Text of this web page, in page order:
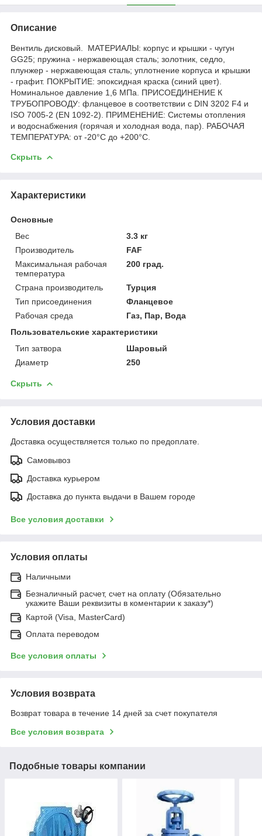
Описание
Вентиль дисковый. МАТЕРИАЛЫ: корпус и крышки - чугун
GG25; пружина - нержавеющая сталь; золотник, седло,
плунжер - нержавеющая сталь; уплотнение корпуса и крышки
- графит. ПОКРЫТИЕ: эпоксидная краска (синий цвет).
Номинальное давление 1,6 МПа. ПРИСОЕДИНЕНИЕ К
ТРУБОПРОВОДУ: фланцевое в соответствии с DIN 3202 F4 и
ISO 7005-2 (ЕN 1092-2). ПРИМЕНЕНИЕ: Системы отопления
и водоснабжения (горячая и холодная вода, пар). РАБОЧАЯ
ТЕМПЕРАТУРА: от -20°С до +200°С.
Скрыть
Характеристики
Основные
Вес
3.3 кг
Производитель
FAF
Максимальная рабочая
температура
200 град.
Страна производитель
Турция
Тип присоединения
Фланцевое
Рабочая среда
Газ, Пар, Вода
Пользовательские характеристики
Тип затвора
Шаровый
Диаметр
250
Скрыть
Условия доставки
Доставка осуществляется только по предоплате.
Самовывоз
Доставка курьером
Доставка до пункта выдачи в Вашем городе
Все условия доставки
Условия оплаты
Наличными
Безналичный расчет, счет на оплату (Обязательно
укажите Ваши реквизиты в коментарии к заказу*)
Картой (Visa, MasterCard)
Оплата переводом
Все условия оплаты
Условия возврата
Возврат товара в течение 14 дней за счет покупателя
Все условия возврата
Подобные товары компании